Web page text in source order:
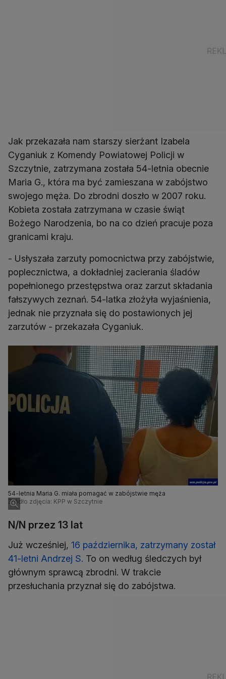
Jak przekazała nam starszy sierżant Izabela
Cyganiuk z Komendy Powiatowej Policji w
Szczytnie, zatrzymana została 54-letnia obecnie
Maria G., która ma być zamieszana w zabójstwo
swojego męża. Do zbrodni doszło w 2007 roku.
Kobieta została zatrzymana w czasie świąt
Bożego Narodzenia, bo na co dzień pracuje poza
granicami kraju.
- Usłyszała zarzuty pomocnictwa przy zabójstwie,
poplecznictwa, a dokładniej zacierania śladów
popełnionego przestępstwa oraz zarzut składania
fałszywych zeznań. 54-latka złożyła wyjaśnienia,
jednak nie przyznała się do postawionych jej
zarzutów - przekazała Cyganiuk.
54-letnia Maria G. miała pomagać w zabójstwie męża
Źródło zdjęcia: KPP w Szczytnie
N/N przez 13 lat
Już wcześniej, 16 października, zatrzymany został
41-letni Andrzej S. To on według śledczych był
głównym sprawcą zbrodni. W trakcie
przesłuchania przyznał się do zabójstwa.